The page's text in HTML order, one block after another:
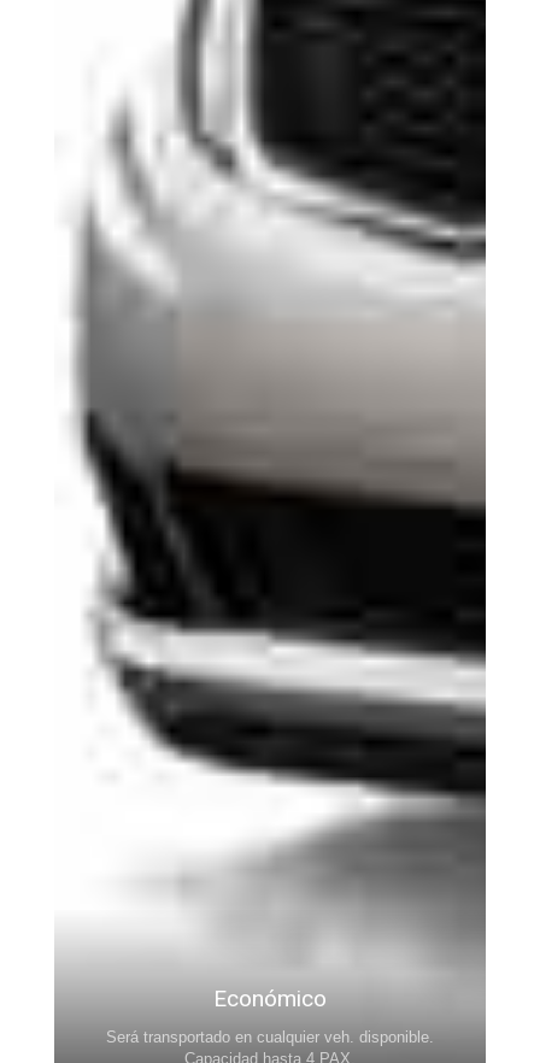
Económico
Será transportado en cualquier veh. disponible.
Capacidad hasta 4 PAX.